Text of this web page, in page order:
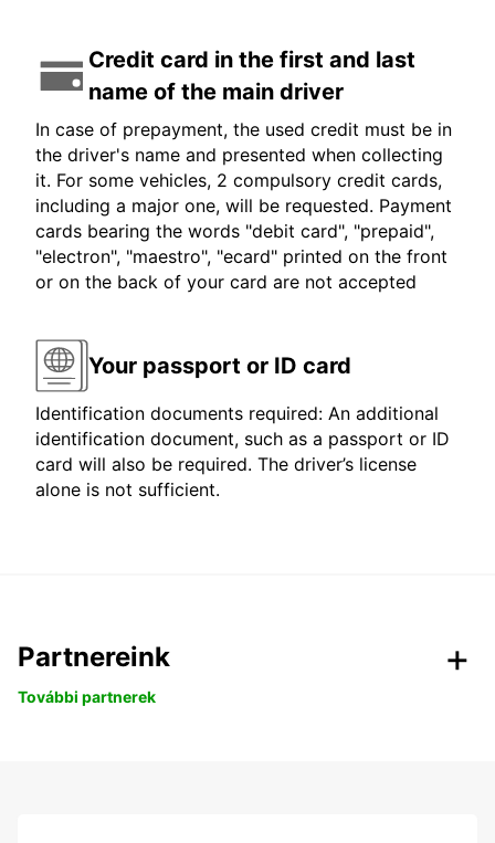
Credit card in the first and last
name of the main driver
In case of prepayment, the used credit must be in
the driver's name and presented when collecting
it. For some vehicles, 2 compulsory credit cards,
including a major one, will be requested. Payment
cards bearing the words "debit card", "prepaid",
"electron", "maestro", "ecard" printed on the front
or on the back of your card are not accepted
Your passport or ID card
Identification documents required: An additional
identification document, such as a passport or ID
card will also be required. The driver’s license
alone is not sufficient.
Partnereink
További partnerek